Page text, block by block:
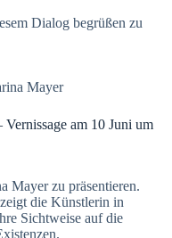
Dialog begrüßen zu
Mayer
am 10 Juni um
Mayer zu präsentieren.
die Künstlerin in
Sichtweise auf die